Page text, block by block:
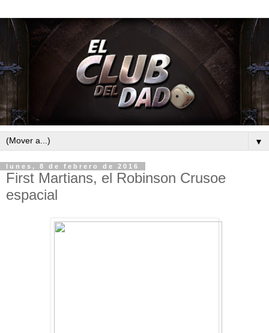
▼
lunes, 8 de febrero de 2016
First Martians, el Robinson Crusoe
espacial